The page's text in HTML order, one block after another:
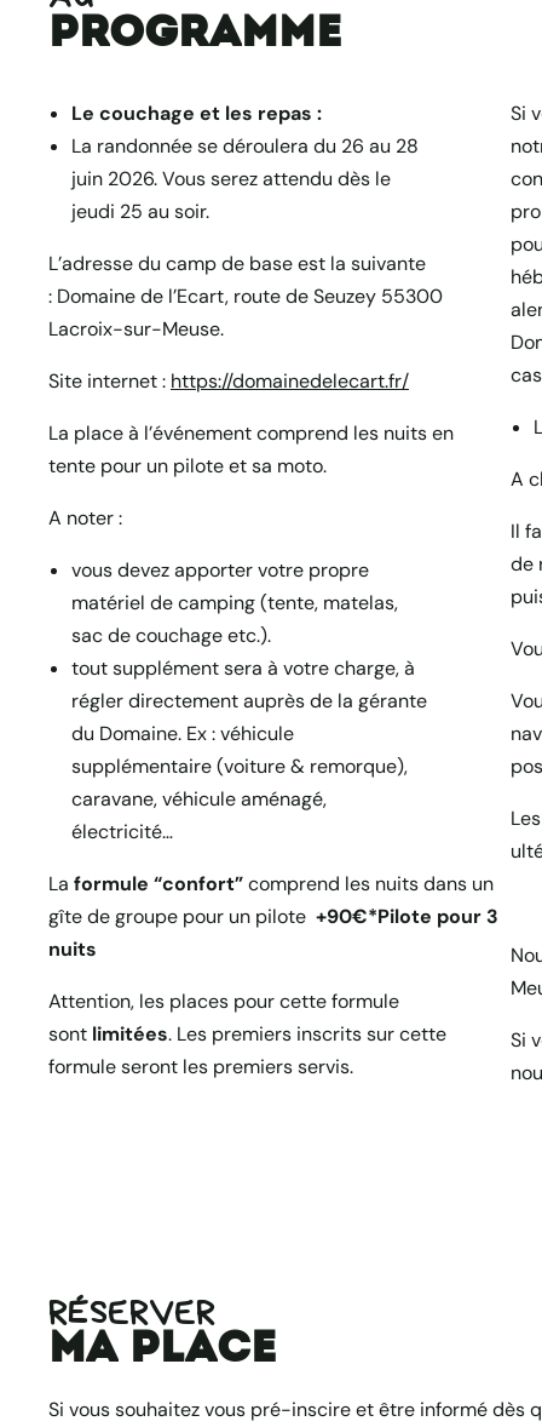
programme
Le couchage et les repas :
La randonnée se déroulera du 26 au 28
juin 2026. Vous serez attendu dès le
jeudi 25 au soir.
L’adresse du camp de base est la suivante
: Domaine de l’Ecart, route de Seuzey 55300
Lacroix-sur-Meuse.
Site internet : https://domainedelecart.fr/
La place à l’événement comprend les nuits en
tente pour un pilote et sa moto.
A noter :
vous devez apporter votre propre
matériel de camping (tente, matelas,
sac de couchage etc.).
tout supplément sera à votre charge, à
régler directement auprès de la gérante
du Domaine. Ex : véhicule
supplémentaire (voiture & remorque),
caravane, véhicule aménagé,
électricité…
La formule “confort”comprend les nuits dans un
gîte de groupe pour un pilote +90€*Pilote pour 3
nuits
Attention, les places pour cette formule
sont limitées. Les premiers inscrits sur cette
formule seront les premiers servis.
Si
A
Il
de
Si
RÉSERVER
ma place
Si vous souhaitez vous pré-inscire et être informé dès